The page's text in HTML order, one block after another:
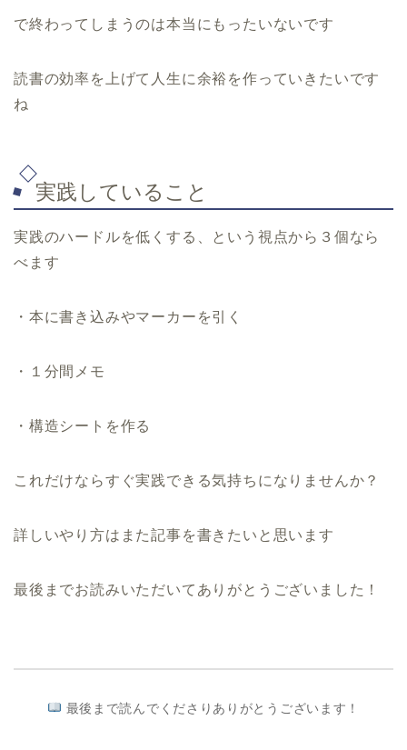
で終わってしまうのは本当にもったいないです
読書の効率を上げて人生に余裕を作っていきたいです
ね
実践していること
実践のハードルを低くする、という視点から３個なら
べます
・本に書き込みやマーカーを引く
・１分間メモ
・構造シートを作る
これだけならすぐ実践できる気持ちになりませんか？
詳しいやり方はまた記事を書きたいと思います
最後までお読みいただいてありがとうございました！
最後まで読んでくださりありがとうございます！